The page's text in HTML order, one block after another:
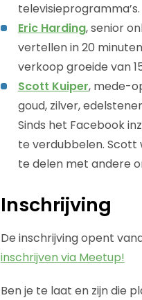
televisieprogramma’s.
Eric Harding, senior
vertellen in 20
verkoop groeide van
Scott Kuiper, mede-
goud, zilver,
Sinds het Facebook
te verdubbelen. Scott
te delen met andere
Inschrijving
De inschrijving opent
inschrijven via Meetup!
Ben je te laat en zijn die